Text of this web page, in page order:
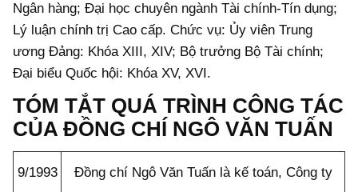
Ngân hàng; Đại học chuyên ngành Tài chính-Tín dụng;
Lý luận chính trị Cao cấp. Chức vụ: Ủy viên Trung
ương Đảng: Khóa XIII, XIV; Bộ trưởng Bộ Tài chính;
Đại biểu Quốc hội: Khóa XV, XVI.
TÓM TẮT QUÁ TRÌNH CÔNG TÁC
CỦA ĐỒNG CHÍ NGÔ VĂN TUẤN
9/1993
Đồng chí Ngô Văn Tuấn là kế toán, Công ty